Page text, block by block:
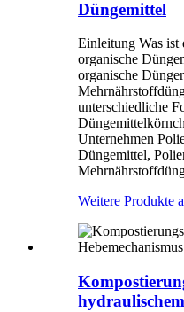
Düngemittel
Einleitung Was ist
organische
organische
unterschiedliche
Unternehmen
Düngemittel,
Weitere Produkte